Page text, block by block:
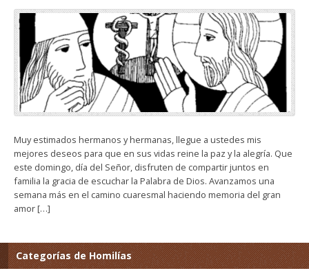
Muy estimados hermanos y hermanas, llegue a ustedes mis
mejores deseos para que en sus vidas reine la paz y la alegría. Que
este domingo, día del Señor, disfruten de compartir juntos en
familia la gracia de escuchar la Palabra de Dios. Avanzamos una
semana más en el camino cuaresmal haciendo memoria del gran
amor […]
Categorías de Homilías